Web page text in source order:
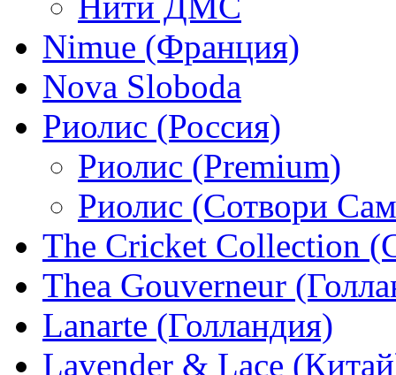
Nimue (Франция)
Nova Sloboda
Риолис (Россия)
Риолис (Premium)
Риолис (Сотвори
The Cricket Collection
Thea Gouverneur
Lanarte (Голландия)
Lavender & Lace